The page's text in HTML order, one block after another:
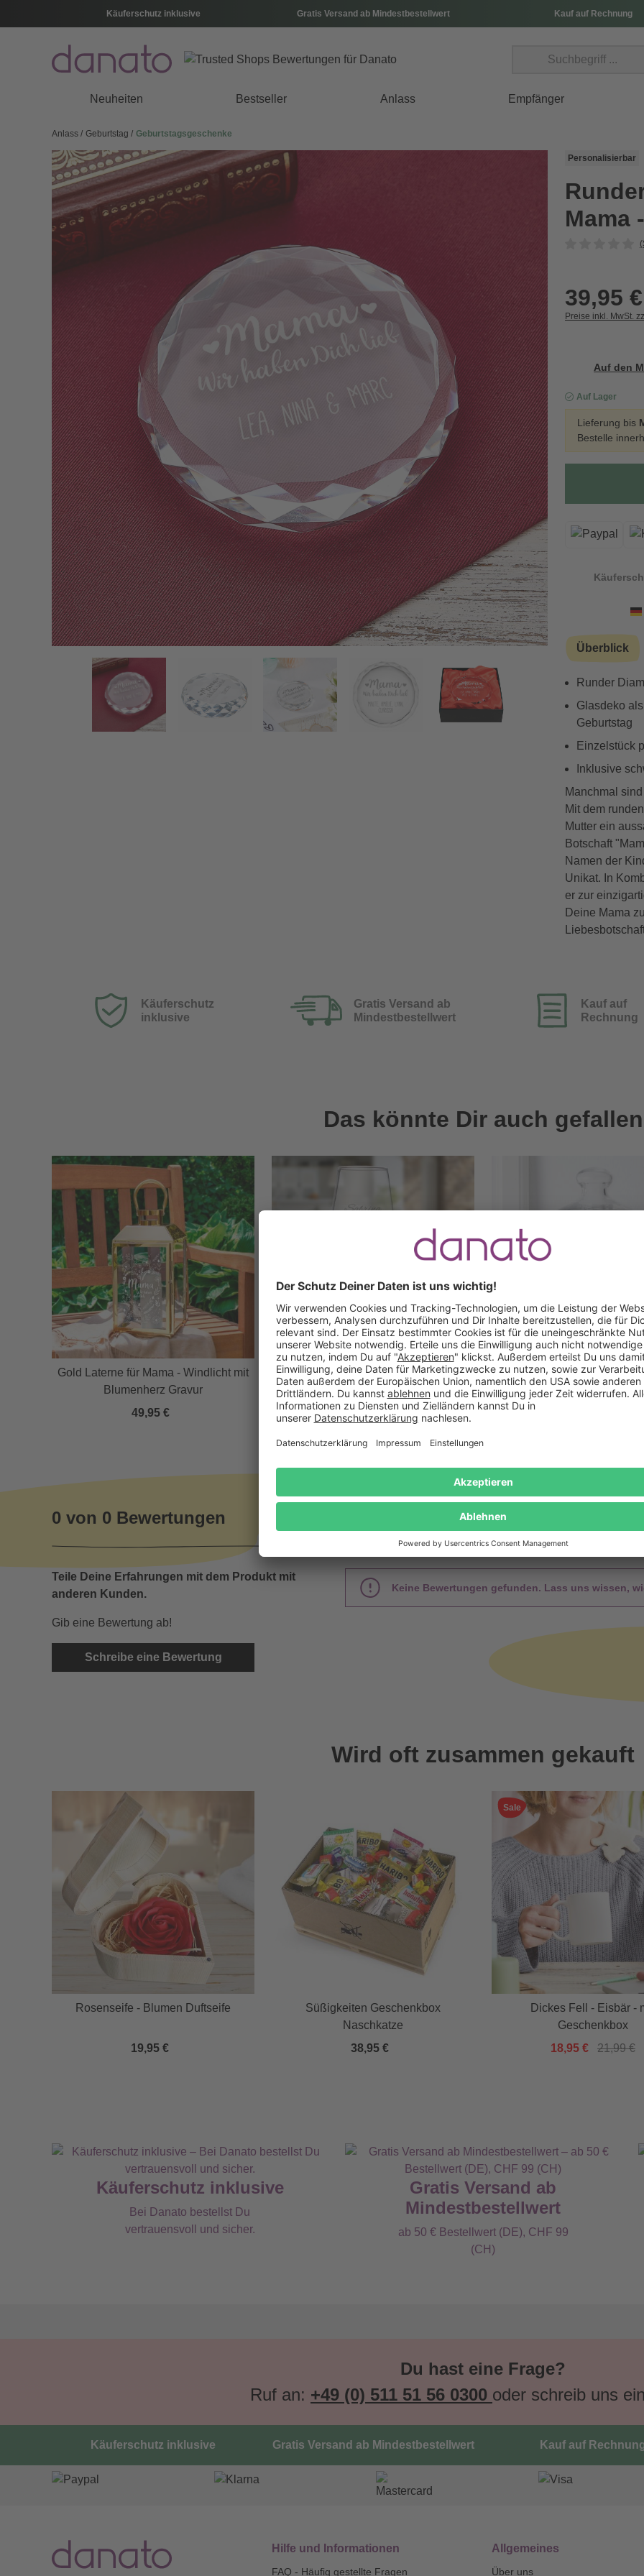
Käuferschutz inklusive Gratis Versand ab Mindestbestellwert Kauf auf Rechnung
Neuheiten Bestseller Anlass Empfänger
Anlass Geburtstag Geburtstagsgeschenke
Zurück Vorwärts
Personalisierbar
Mama
39,95 €
Preise inkl. MwSt.
Auf den
Auf Lager
Lieferung bis
Bestelle
Überblick
Runder
Glasdeko
Geburtstag
Einzelstück
Inklusive
Manchmal
Mit dem
Mutter ein
Botschaft
Namen der
Unikat. In
er zur
Deine Mama
Käuferschutz
inklusive
Gratis Versand ab
Mindestbestellwert
Kauf auf
Rechnung
Das könnte Dir auch gefallen
Gold Laterne für Mama - Windlicht mit
Blumenherz Gravur
49,95 €
Personalisierbar
Weißweinglas mit Gravur - Beste
Mama - personalisiert
19,95 €
Bonbonglas mit Gravur für
Blumenherz
0 von 0 Bewertungen
Teile Deine Erfahrungen mit dem Produkt mit
anderen Kunden.
Gib eine Bewertung ab!
Schreibe eine Bewertung
Das sagen unsere Kunden
Keine Bewertungen gefunden. Lass uns wissen,
Wird oft zusammen gekauft
Rosenseife - Blumen Duftseife
19,95 €
Süßigkeiten Geschenkbox
Naschkatze
38,95 €
Sale
Dickes Fell - Eisbär -
Geschenkbox
18,95 €
21,99 €
Käuferschutz inklusive
Bei Danato bestellst Du
vertrauensvoll und sicher.
Gratis Versand ab
Mindestbestellwert
ab 50 € Bestellwert (DE), CHF 99
(CH)
Du hast eine Frage?
Ruf an: +49 (0) 511 51 56 0300 oder schreib uns
Käuferschutz inklusive Gratis Versand ab Mindestbestellwert Kauf auf
Hilfe und Informationen
FAQ - Häufig gestellte Fragen
Allgemeines
Über uns